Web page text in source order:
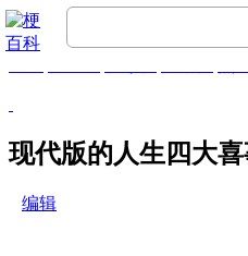
现代版的人生四大
编辑